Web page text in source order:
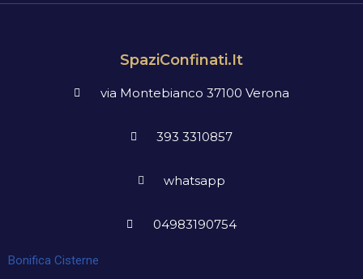
SpaziConfinati.it
via Montebianco 37100 Verona
393 3310857
whatsapp
04983190754
Bonifica Cisterne